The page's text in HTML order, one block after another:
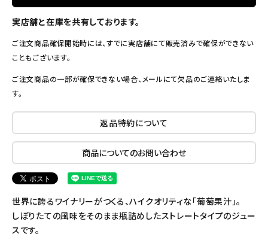
実店舗と在庫を共有しております。
ご注文商品確保開始時には、すでに実店舗にて販売済みで確保ができない
こともございます。
ご注文商品の一部が確保できない場合、メールにて欠品のご連絡いたしま
す。
返品特約について
商品についてのお問い合わせ
世界に誇るワイナリーがつくる、ハイクオリティな「葡萄果汁」。
しぼりたての風味をそのまま瓶詰めしたストレートタイプのジュー
スです。